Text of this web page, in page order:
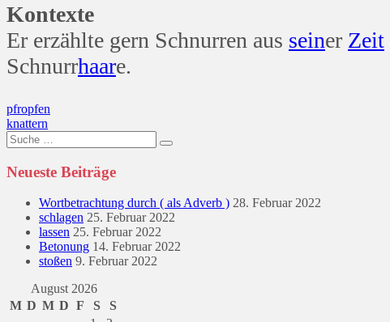
Kontexte
Er erzählte gern Schnurren aus seiner Zeit
Schnurrhaare.
Beitragsnavigation
pfropfen
knattern
Suche
nach:
Neueste Beiträge
Wortbetrachtung durch ( als Adverb ) 28. Februar 2022
schlagen 25. Februar 2022
lassen 25. Februar 2022
Betonung 14. Februar 2022
stoßen 9. Februar 2022
August 2026
M D M D F S
S